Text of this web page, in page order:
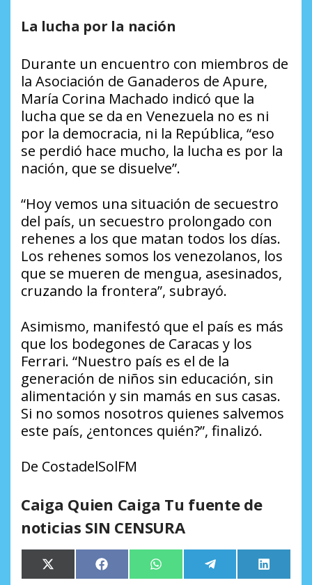
La lucha por la nación
Durante un encuentro con miembros de
la Asociación de Ganaderos de Apure,
María Corina Machado indicó que la
lucha que se da en Venezuela no es ni
por la democracia, ni la República, “eso
se perdió hace mucho, la lucha es por la
nación, que se disuelve”.
“Hoy vemos una situación de secuestro
del país, un secuestro prolongado con
rehenes a los que matan todos los días.
Los rehenes somos los venezolanos, los
que se mueren de mengua, asesinados,
cruzando la frontera”, subrayó.
Asimismo, manifestó que el país es más
que los bodegones de Caracas y los
Ferrari. “Nuestro país es el de la
generación de niños sin educación, sin
alimentación y sin mamás en sus casas.
Si no somos nosotros quienes salvemos
este país, ¿entonces quién?”, finalizó.
De CostadelSolFM
Caiga Quien Caiga Tu fuente de
noticias SIN CENSURA
Compartir
en
X
(Twitter)
Compartir
en
Facebook Compartir
en
WhatsApp Compartir
en
Telegram
en
LinkedIn